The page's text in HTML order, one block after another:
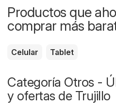
Productos que
comprar más
Celular Tablet
Categoría Otros -
y ofertas de Trujillo